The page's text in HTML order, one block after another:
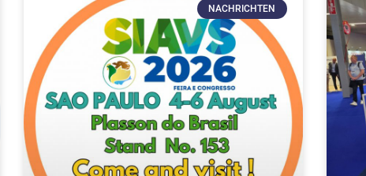
NACHRICHTEN